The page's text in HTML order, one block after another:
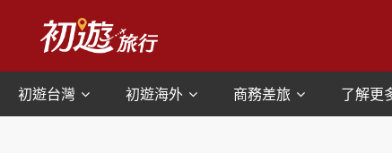
初遊台灣 初遊海外 商務差旅 了解更